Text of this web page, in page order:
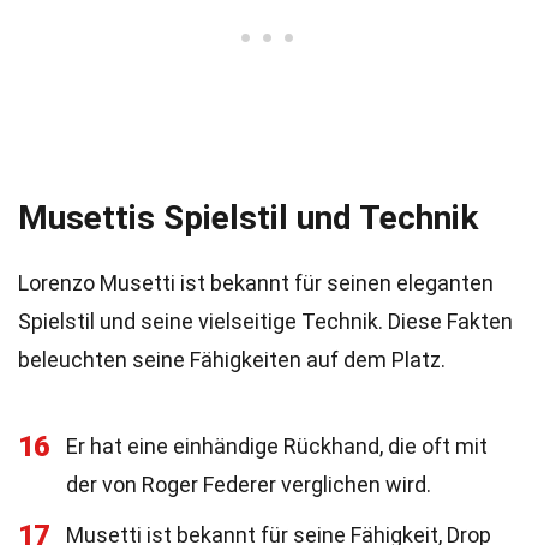
Musettis Spielstil und Technik
Lorenzo Musetti ist bekannt für seinen eleganten
Spielstil und seine vielseitige Technik. Diese Fakten
beleuchten seine Fähigkeiten auf dem Platz.
16
Er hat eine einhändige Rückhand, die oft mit
der von Roger Federer verglichen wird.
17
Musetti ist bekannt für seine Fähigkeit, Drop